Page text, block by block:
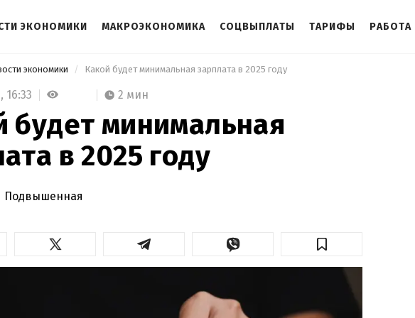
ЭКОНОМИКИ МАКРОЭКОНОМИКА СОЦВЫПЛАТЫ ТАРИФЫ РАБОТА
экономики Какой будет минимальная зарплата в 2025 году
16:33 2 мин
будет минимальная
в 2025 году
Подвышенная